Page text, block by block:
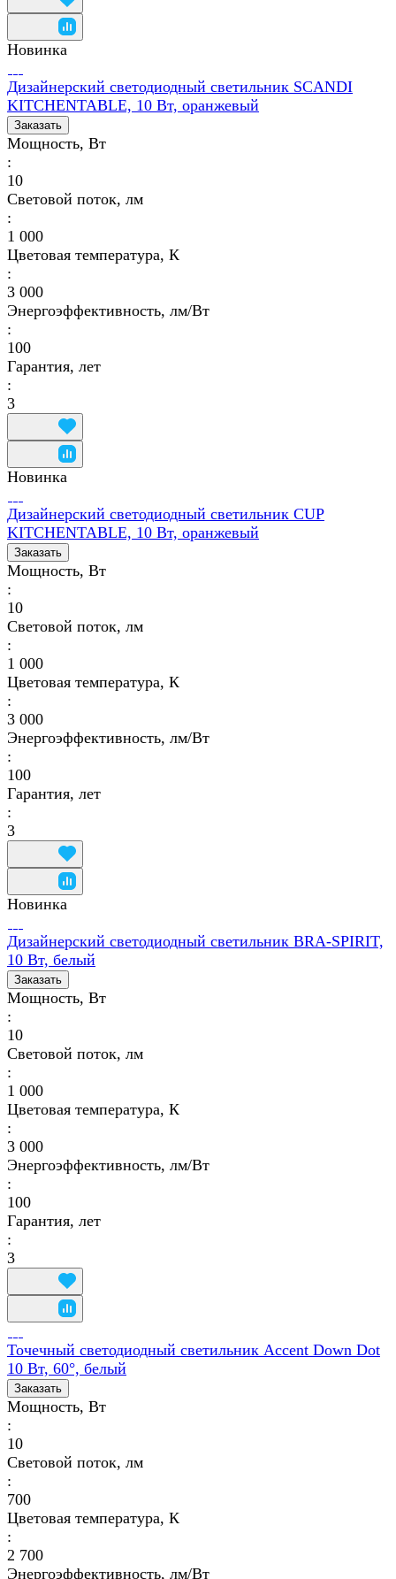
Новинка
Дизайнерский светодиодный светильник SCANDI
KITCHENTABLE, 10 Вт, оранжевый
Заказать
Мощность, Вт
:
10
Световой поток, лм
:
1 000
Цветовая температура, К
:
3 000
Энергоэффективность, лм/Вт
:
100
Гарантия, лет
:
3
Новинка
Дизайнерский светодиодный светильник CUP
KITCHENTABLE, 10 Вт, оранжевый
Заказать
Мощность, Вт
:
10
Световой поток, лм
:
1 000
Цветовая температура, К
:
3 000
Энергоэффективность, лм/Вт
:
100
Гарантия, лет
:
3
Новинка
Дизайнерский светодиодный светильник BRA-SPIRIT,
10 Вт, белый
Заказать
Мощность, Вт
:
10
Световой поток, лм
:
1 000
Цветовая температура, К
:
3 000
Энергоэффективность, лм/Вт
:
100
Гарантия, лет
:
3
Точечный светодиодный светильник Accent Down Dot
10 Вт, 60°, белый
Заказать
Мощность, Вт
:
10
Световой поток, лм
:
700
Цветовая температура, К
:
2 700
Энергоэффективность, лм/Вт